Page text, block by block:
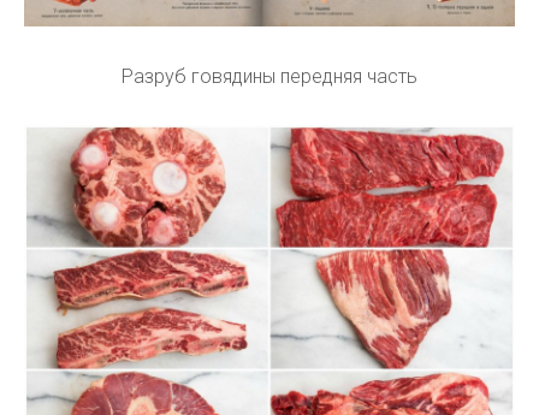
Разруб говядины передняя часть